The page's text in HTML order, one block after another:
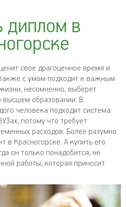
диплом в
свое драгоценное время и
с умом подходит к важным
несомненно, выберет
высшем образовании. В
человека подходит система
потому что требует
расходов. Более разумно
в Красногорске. А купить его
он только понадобится, не
работы, которая приносит